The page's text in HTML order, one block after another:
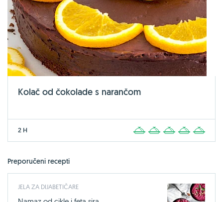
Kolač od čokolade s narančom
2 H 2 3 4
Preporučeni recepti
JELA ZA DIJABETIČARE